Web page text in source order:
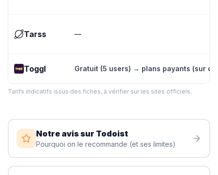
Tarss —
Toggl Gratuit (5 users) → plans payants (sur
Tarifs indicatifs issus des fiches, à vérifier sur les sites officiels.
Notre avis sur Todoist
Pourquoi on le recommande (et ses limites)